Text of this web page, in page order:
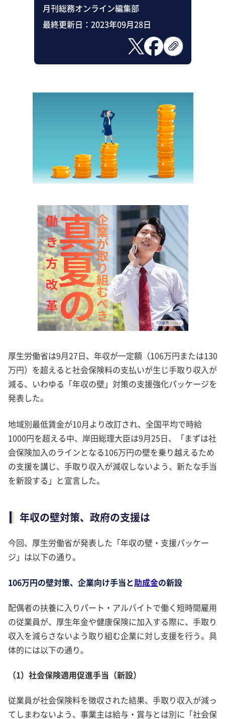
月刊総務オンライン編集部
最終更新日： 2023年09月28日
厚生労働省は9月27日、年収が一定額（106万円または130
万円）を超えると社会保険料の支払いが生じ手取り収入が
減る、いわゆる「年収の壁」対策の支援強化パッケージを
発表した。
地域別最低賃金が10月より改訂され、全国平均で時給
1000円を超える中、岸田総理大臣は9月25日、「まずは社
会保険加入のラインとなる106万円の壁を乗り越えるため
の支援を講じ、手取り収入が減収しないよう、新たな手当
を新設する」と宣言した。
年収の壁対策、政府の支援は
今回、厚生労働省が発表した「年収の壁・支援パッケー
ジ」は以下の通り。
106万円の壁対策、企業向け手当と助成金の新設
配偶者の扶養に入りパート・アルバイトで働く短時間雇用
の従業員が、厚生年金や健康保険に加入する際に、手取り
収入を減らさないよう取り組む企業に対し支援を行う。具
体的には以下の通り。
（1）社会保険適用促進手当（新設）
従業員が社会保険料を徴収された結果、手取り収入が減っ
てしまわないよう、事業主は給与・賞与とは別に「社会保